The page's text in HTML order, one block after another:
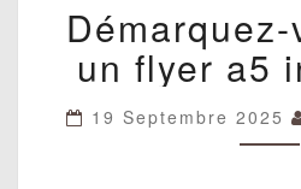
UN
A5
un flyer a5
19 Septembre 2025